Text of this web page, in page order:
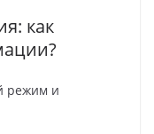
как
режим и